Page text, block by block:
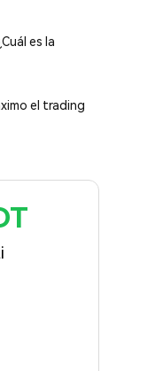
es la
el trading